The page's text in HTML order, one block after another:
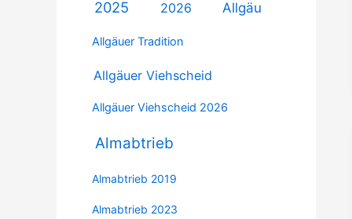
2025 2026 Allgäu
Allgäuer Tradition
Allgäuer Viehscheid
Allgäuer Viehscheid 2026
Almabtrieb
Almabtrieb 2019
Almabtrieb 2023